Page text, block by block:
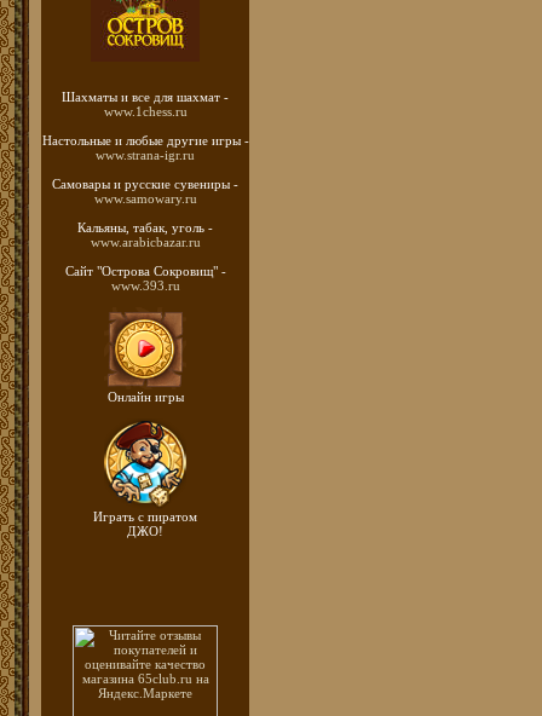
Шахматы и все для шахмат -
www.1chess.ru
Настольные и любые другие игры -
www.strana-igr.ru
Самовары и русские сувениры -
www.samowary.ru
Кальяны, табак, уголь -
www.arabicbazar.ru
Сайт "Острова Сокровищ" -
www.393.ru
Онлайн игры
Играть с пиратом
ДЖО!